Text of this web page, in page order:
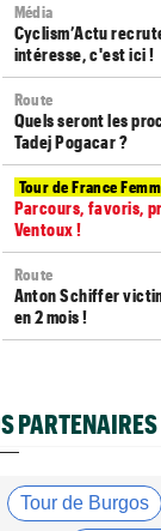
Média
Cyclism’Actu
intéresse, c'est ici !
Route
Quels seront les
Tadej Pogacar ?
Tour de France
Parcours, favoris,
Ventoux !
Route
Anton Schiffer
en 2 mois !
Tour de France
Tour d'Espagne
PARTENAIRES
Tour de Burgos